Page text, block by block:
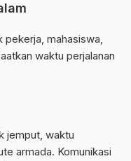
mahasiswa,
waktu perjalanan
jemput, waktu
armada. Komunikasi